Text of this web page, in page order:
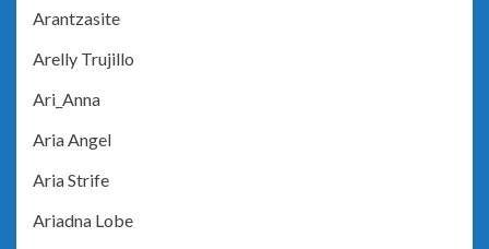
Arantzasite
Arelly Trujillo
Ari_Anna
Aria Angel
Aria Strife
Ariadna Lobe